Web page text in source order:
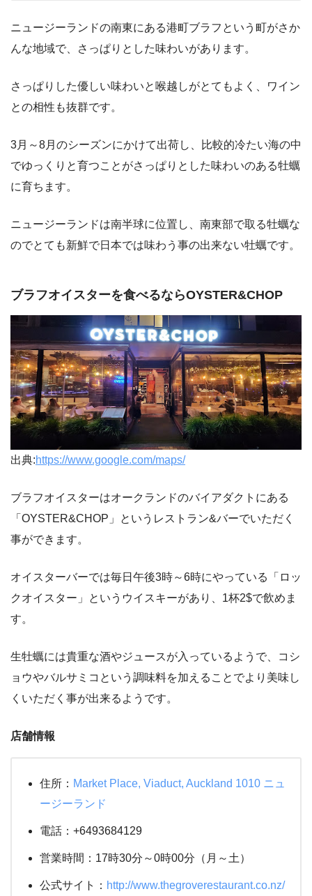
ニュージーランドの南東にある港町ブラフという町がさか
んな地域で、さっぱりとした味わいがあります。
さっぱりした優しい味わいと喉越しがとてもよく、ワイン
との相性も抜群です。
3月～8月のシーズンにかけて出荷し、比較的冷たい海の中
でゆっくりと育つことがさっぱりとした味わいのある牡蠣
に育ちます。
ニュージーランドは南半球に位置し、南東部で取る牡蠣な
のでとても新鮮で日本では味わう事の出来ない牡蠣です。
ブラフオイスターを食べるならOYSTER&CHOP
出典:https://www.google.com/maps/
ブラフオイスターはオークランドのバイアダクトにある
「OYSTER&CHOP」というレストラン&バーでいただく
事ができます。
オイスターバーでは毎日午後3時～6時にやっている「ロッ
クオイスター」というウイスキーがあり、1杯2$で飲めま
す。
生牡蠣には貴重な酒やジュースが入っているようで、コシ
ョウやバルサミコという調味料を加えることでより美味し
くいただく事が出来るようです。
店舗情報
住所： Market Place, Viaduct, Auckland 1010 ニュ
ージーランド
電話：+6493684129
営業時間：17時30分～0時00分（月～土）
公式サイト： http://www.thegroverestaurant.co.nz/